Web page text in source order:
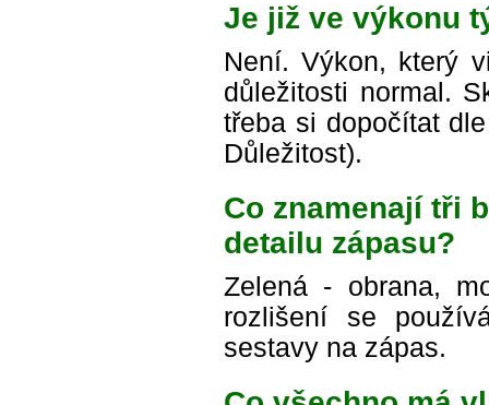
Je již ve výkonu
Není. Výkon, který
důležitosti normal.
třeba si dopočítat
Důležitost).
Co znamenají tři
detailu zápasu?
Zelená - obrana,
rozlišení se
sestavy na zápas.